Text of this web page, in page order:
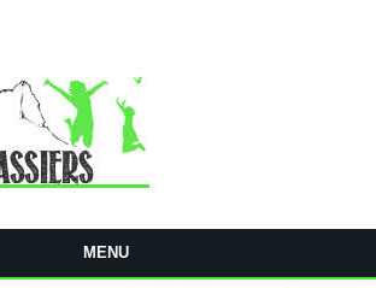
MENU